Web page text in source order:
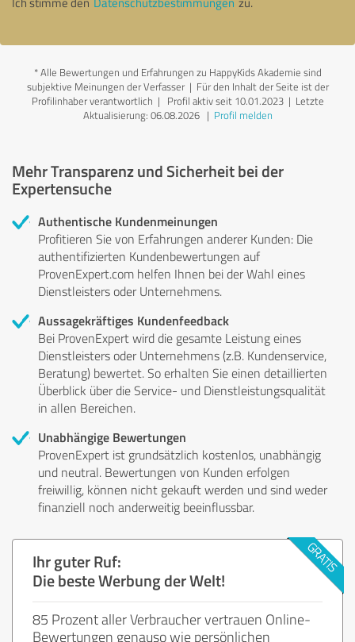
*Alle Bewertungen und Erfahrungen zu HappyKids Akademie sind
subjektive Meinungen der Verfasser | Für den Inhalt der Seite ist der
Profilinhaber verantwortlich | Profil aktiv seit 10.01.2023 | Letzte
Aktualisierung: 06.08.2026| Profil melden
Mehr Transparenz und Sicherheit bei der
Expertensuche
Authentische Kundenmeinungen
Profitieren Sie von Erfahrungen anderer Kunden: Die
authentifizierten Kundenbewertungen auf
ProvenExpert.com helfen Ihnen bei der Wahl eines
Dienstleisters oder Unternehmens.
Aussagekräftiges Kundenfeedback
Bei ProvenExpert wird die gesamte Leistung eines
Dienstleisters oder Unternehmens (z.B. Kundenservice,
Beratung) bewertet. So erhalten Sie einen detaillierten
Überblick über die Service- und Dienstleistungsqualität
in allen Bereichen.
Unabhängige Bewertungen
ProvenExpert ist grundsätzlich kostenlos, unabhängig
und neutral. Bewertungen von Kunden erfolgen
freiwillig, können nicht gekauft werden und sind weder
finanziell noch anderweitig beeinflussbar.
Ihr guter Ruf:
Die beste Werbung der Welt!
85 Prozent aller Verbraucher vertrauen Online-
Bewertungen genauso wie persönlichen